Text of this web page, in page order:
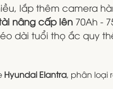
lắp thêm camera
nâng cấp lên 70Ah -
dài tuổi thọ ắc quy
Hyundai Elantra, phân loại